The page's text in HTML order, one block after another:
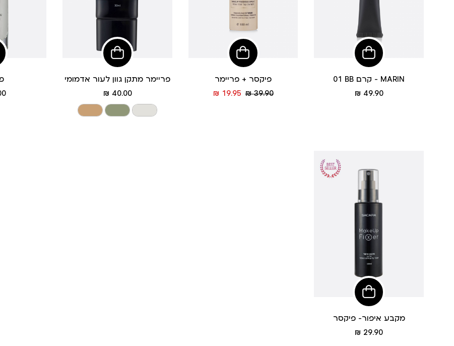
הוסיפי
לסל
01 BB קרם - MARIN
מחיר49.90 ₪
הוסיפי
לסל
פיקסר + פריימר
מחיר19.95 ₪ מחיר39.90 ₪
הוסיפי
לסל
פריימר מתקן גוון לעור אדמומי
מחיר
מוצר
40.00 ₪
₪
הוסיפי
לסל
מקבע איפור- פיקסר
מחיר29.90 ₪